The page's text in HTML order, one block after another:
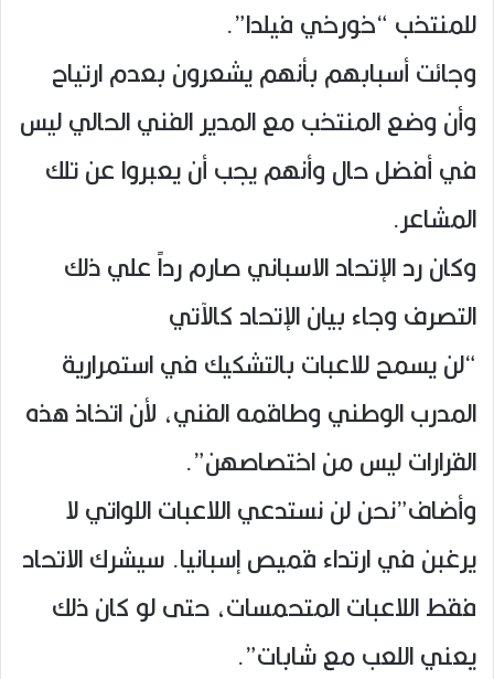
للمنتخب “خورخي فيلدا”.
وجائت أسبابهم بأنهم يشعرون بعدم ارتياح
وأن وضع المنتخب مع المدير الفني الحالي ليس
في أفضل حال وأنهم يجب أن يعبروا عن تلك
المشاعر.
وكان رد الإتحاد الاسباني صارم رداً علي ذلك
التصرف وجاء بيان الإتحاد كالآتي
“لن يسمح للاعبات بالتشكيك في استمرارية
المدرب الوطني وطاقمه الفني، لأن اتخاذ هذه
القرارات ليس من اختصاصهن”.
وأضاف”نحن لن نستدعي اللاعبات اللواتي لا
يرغبن في ارتداء قميص إسبانيا. سيشرك الاتحاد
فقط اللاعبات المتحمسات، حتى لو كان ذلك
يعني اللعب مع شابات”.